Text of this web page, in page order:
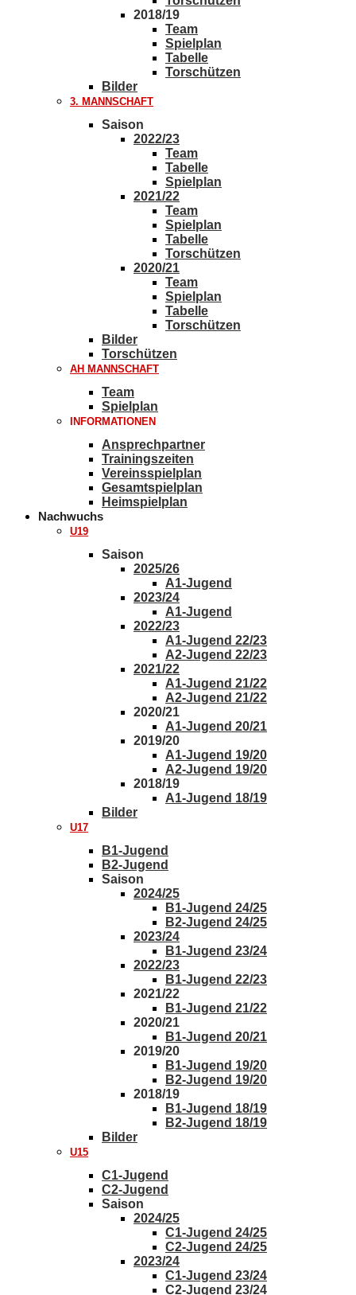
2018/19
Team
Spielplan
Tabelle
Torschützen
Bilder
3. MANNSCHAFT
Saison
2022/23
Team
Tabelle
Spielplan
2021/22
Team
Spielplan
Tabelle
Torschützen
2020/21
Team
Spielplan
Tabelle
Torschützen
Bilder
Torschützen
AH MANNSCHAFT
Team
Spielplan
INFORMATIONEN
Ansprechpartner
Trainingszeiten
Vereinsspielplan
Gesamtspielplan
Heimspielplan
Nachwuchs
U19
Saison
2025/26
A1-Jugend
2023/24
A1-Jugend
2022/23
A1-Jugend 22/23
A2-Jugend 22/23
2021/22
A1-Jugend 21/22
A2-Jugend 21/22
2020/21
A1-Jugend 20/21
2019/20
A1-Jugend 19/20
A2-Jugend 19/20
2018/19
A1-Jugend 18/19
Bilder
U17
B1-Jugend
B2-Jugend
Saison
2024/25
B1-Jugend 24/25
B2-Jugend 24/25
2023/24
B1-Jugend 23/24
2022/23
B1-Jugend 22/23
2021/22
B1-Jugend 21/22
2020/21
B1-Jugend 20/21
2019/20
B1-Jugend 19/20
B2-Jugend 19/20
2018/19
B1-Jugend 18/19
B2-Jugend 18/19
Bilder
U15
C1-Jugend
C2-Jugend
Saison
2024/25
C1-Jugend 24/25
C2-Jugend 24/25
2023/24
C1-Jugend 23/24
C2-Jugend 23/24